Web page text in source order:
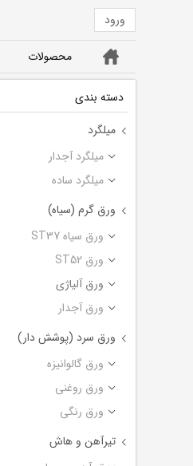
ورود
خانه محصولات
دسته بندی
میلگرد
میلگرد آجدار
میلگرد ساده
ورق گرم (سیاه)
ورق سیاه ST37
ورق ST52
ورق آلیاژی
ورق آجدار
ورق سرد (پوشش دار)
ورق گالوانیزه
ورق روغنی
ورق رنگی
تیرآهن و هاش